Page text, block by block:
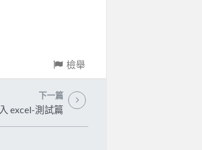
檢舉
下一篇
excel-測試篇